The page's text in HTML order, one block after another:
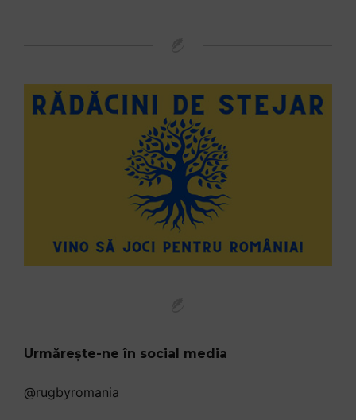
Urmărește-ne în social media
@rugbyromania